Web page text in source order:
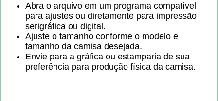
Abra o arquivo em um programa compatível
para ajustes ou diretamente para impressão
serigráfica ou digital.
Ajuste o tamanho conforme o modelo e
tamanho da camisa desejada.
Envie para a gráfica ou estamparia de sua
preferência para produção física da camisa.